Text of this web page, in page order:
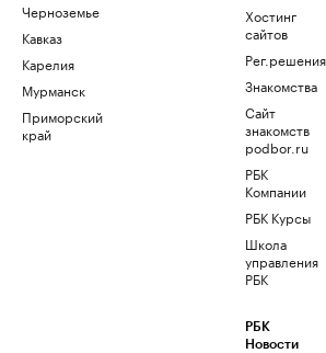
Черноземье
Кавказ
Карелия
Мурманск
Приморский
край
Хостинг
сайтов
Рег.решения
Знакомства
Сайт
знакомств
podbor.ru
РБК
Компании
РБК Курсы
Школа
управления
РБК
РБК
Новости